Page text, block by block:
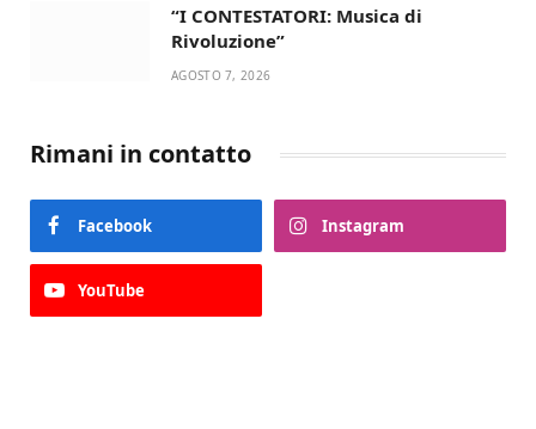
“I CONTESTATORI: Musica di
Rivoluzione”
AGOSTO 7, 2026
Rimani in contatto
Facebook Instagram
YouTube